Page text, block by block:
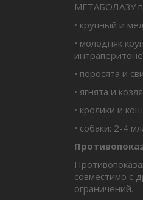
МЕТАБОЛАЗУ
• крупный и
• молодняк
• поросята и
• ягнята и
• кролики и
• собаки: 2-4
совместимо с
ограничений.